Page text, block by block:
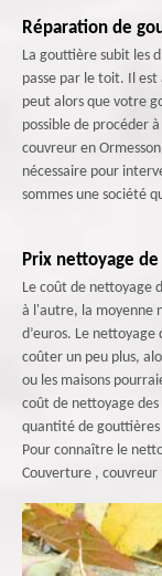
Réparation de
La gouttière subit les
passe par le toit. Il est
peut alors que votre
possible de procéder
couvreur en
nécessaire pour
sommes une société
Prix nettoyage
Le coût de nettoyage
à l'autre, la moyenne
d’euros. Le
coûter un peu plus,
ou les maisons
coût de nettoyage
quantité de gouttières
Pour connaître le
Couverture , couvreur